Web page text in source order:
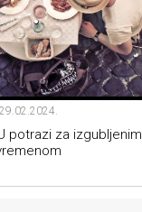
29.02.2024.
potrazi za izgubljenim